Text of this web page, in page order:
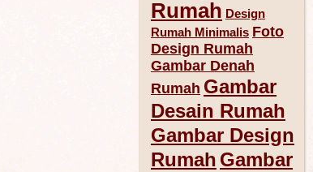
Rumah Design
Rumah Minimalis Foto
Design Rumah
Gambar Denah
Rumah Gambar
Desain Rumah
Gambar Design
Rumah Gambar